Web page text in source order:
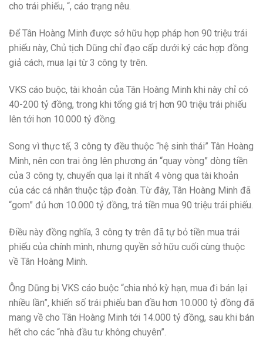
cho trái phiếu, “, cáo trạng nêu.
Để Tân Hoàng Minh được sở hữu hợp pháp hơn 90 triệu trái
phiếu này, Chủ tịch Dũng chỉ đạo cấp dưới ký các hợp đồng
giả cách, mua lại từ 3 công ty trên.
VKS cáo buộc, tài khoản của Tân Hoàng Minh khi này chỉ có
40-200 tỷ đồng, trong khi tổng giá trị hơn 90 triệu trái phiếu
lên tới hơn 10.000 tỷ đồng.
Song vì thực tế, 3 công ty đều thuộc “hệ sinh thái” Tân Hoàng
Minh, nên con trai ông lên phương án “quay vòng” dòng tiền
của 3 công ty, chuyển qua lại ít nhất 4 vòng qua tài khoản
của các cá nhân thuộc tập đoàn. Từ đây, Tân Hoàng Minh đã
“gom” đủ hơn 10.000 tỷ đồng, trả tiền mua 90 triệu trái phiếu.
Điều này đồng nghĩa, 3 công ty trên đã tự bỏ tiền mua trái
phiếu của chính mình, nhưng quyền sở hữu cuối cùng thuộc
về Tân Hoàng Minh.
Ông Dũng bị VKS cáo buộc “chia nhỏ kỳ hạn, mua đi bán lại
nhiều lần”, khiến số trái phiếu ban đầu hơn 10.000 tỷ đồng đã
mang về cho Tân Hoàng Minh tới 14.000 tỷ đồng, sau khi bán
hết cho các “nhà đầu tư không chuyên”.